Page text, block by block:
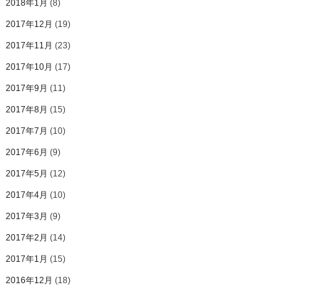
2018年1月 (8)
2017年12月 (19)
2017年11月 (23)
2017年10月 (17)
2017年9月 (11)
2017年8月 (15)
2017年7月 (10)
2017年6月 (9)
2017年5月 (12)
2017年4月 (10)
2017年3月 (9)
2017年2月 (14)
2017年1月 (15)
2016年12月 (18)